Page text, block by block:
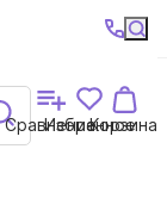
График
работы
Сравнение
Избранное
Корзина